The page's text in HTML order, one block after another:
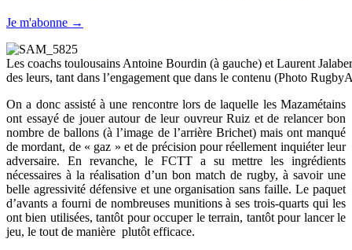
Je m'abonne →
Les coachs toulousains Antoine Bourdin (à gauche) et Laurent
des leurs, tant dans l’engagement que dans le contenu (Photo
On a donc assisté à une rencontre lors de laquelle les Mazamétains
ont essayé de jouer autour de leur ouvreur Ruiz et de relancer bon
nombre de ballons (à l’image de l’arrière Brichet) mais ont manqué
de mordant, de « gaz » et de précision pour réellement inquiéter leur
adversaire. En revanche, le FCTT a su mettre les ingrédients
nécessaires à la réalisation d’un bon match de rugby, à savoir une
belle agressivité défensive et une organisation sans faille. Le paquet
d’avants a fourni de nombreuses munitions à ses trois-quarts qui les
ont bien utilisées, tantôt pour occuper le terrain, tantôt pour lancer le
jeu, le tout de manière plutôt efficace.